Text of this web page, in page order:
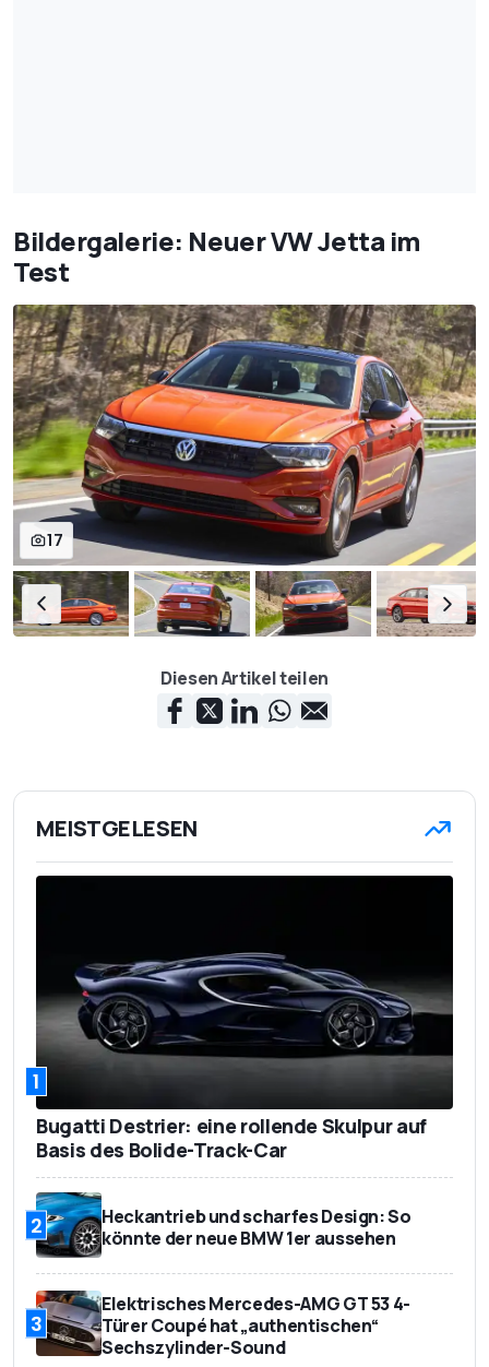
Bildergalerie: Neuer VW Jetta im
Test
17
Diesen Artikel teilen
MEISTGELESEN
1
Bugatti Destrier: eine rollende Skulpur auf
Basis des Bolide-Track-Car
2
Heckantrieb und scharfes Design: So
könnte der neue BMW 1er aussehen
3
Elektrisches Mercedes-AMG GT 53 4-
Türer Coupé hat „authentischen“
Sechszylinder-Sound